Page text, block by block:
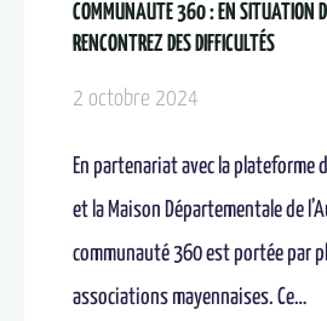
COMMUNAUTE 360 : EN SITUATION
RENCONTREZ DES DIFFICULTÉS
2 octobre 2024
En partenariat avec la plateforme
et la Maison Départementale de
communauté 360 est portée par
associations mayennaises. Ce…